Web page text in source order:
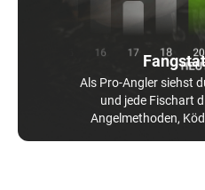
Als Pro-Angler siehst
und jede Fischart
Angelmethoden,